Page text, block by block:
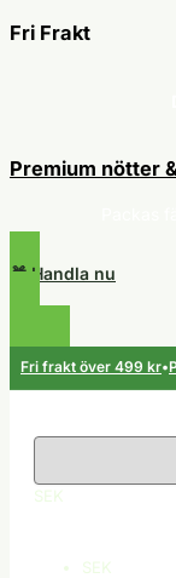
Fri Frakt
Premium nötter
🎁 Handla nu
Hoppa
till
frakt över 499 kr•
SEK
SEK